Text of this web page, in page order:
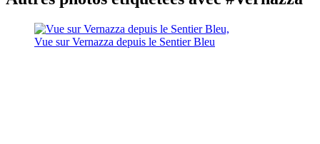
Vue sur Vernazza depuis le Sentier Bleu